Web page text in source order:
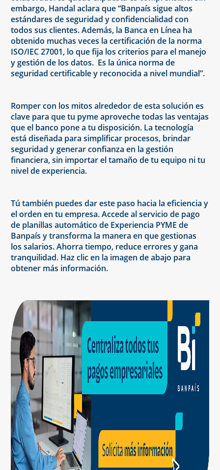
embargo, Handal aclara que “Banpaís sigue altos
estándares de seguridad y confidencialidad con
todos sus clientes. Además, la Banca en Línea ha
obtenido muchas veces la certificación de la norma
ISO/IEC 27001, lo que fija los criterios para el manejo
y gestión de los datos. Es la única norma de
seguridad certificable y reconocida a nivel mundial”.
Romper con los mitos alrededor de esta solución es
clave para que tu pyme aproveche todas las ventajas
que el banco pone a tu disposición. La tecnología
está diseñada para simplificar procesos, brindar
seguridad y generar confianza en la gestión
financiera, sin importar el tamaño de tu equipo ni tu
nivel de experiencia.
Tú también puedes dar este paso hacia la eficiencia y
el orden en tu empresa. Accede al servicio de pago
de planillas automático de Experiencia PYME de
Banpaís y transforma la manera en que gestionas
los salarios. Ahorra tiempo, reduce errores y gana
tranquilidad. Haz clic en la imagen de abajo para
obtener más información.